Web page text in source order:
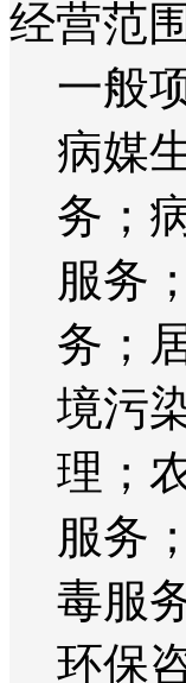
经营范
一般
病媒
务；
服务
务；
境污
理；
服务
毒服
环保